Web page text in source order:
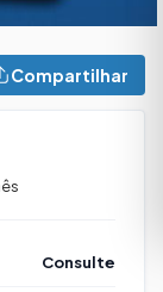
Compartilhar
Consulte